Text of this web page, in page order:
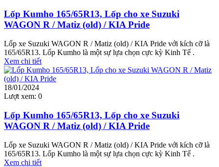
Lốp Kumho 165/65R13, Lốp cho xe Suzuki
WAGON R / Matiz (old) / KIA Pride
Lốp xe Suzuki WAGON R / Matiz (old) / KIA Pride với kích cỡ là
165/65R13. Lốp Kumho là một sự lựa chọn cực kỳ Kinh Tế .
Xem chi tiết
18/01/2024
Lượt xem: 0
Lốp Kumho 165/65R13, Lốp cho xe Suzuki
WAGON R / Matiz (old) / KIA Pride
Lốp xe Suzuki WAGON R / Matiz (old) / KIA Pride với kích cỡ là
165/65R13. Lốp Kumho là một sự lựa chọn cực kỳ Kinh Tế .
Xem chi tiết